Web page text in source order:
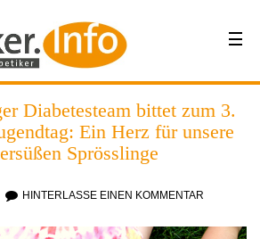
Diabetesteam bittet zum 3.
Ein Herz für unsere
Sprösslinge
HINTERLASSE EINEN KOMMENTAR